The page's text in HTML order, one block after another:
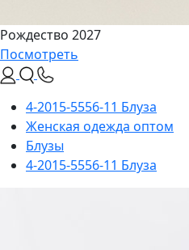
Рождество 2027
Посмотреть
4-2015-5556-11 Блуза
Женская одежда оптом
Блузы
4-2015-5556-11 Блуза